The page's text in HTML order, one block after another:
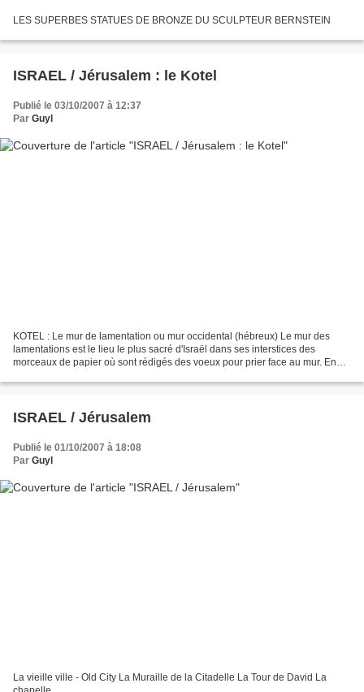
LES SUPERBES STATUES DE BRONZE DU SCULPTEUR BERNSTEIN
ISRAEL / Jérusalem : le Kotel
Publié le 03/10/2007 à 12:37
Par Guyl
KOTEL : Le mur de lamentation ou mur occidental (hébreux) Le mur des
lamentations est le lieu le plus sacré d'Israël dans ses interstices des
morceaux de papier où sont rédigés des voeux pour prier face au mur. En
ISRAEL / Jérusalem
Publié le 01/10/2007 à 18:08
Par Guyl
La vieille ville - Old City La Muraille de la Citadelle La Tour de David La